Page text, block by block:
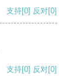
支持[0] 反对[0]
支持[0] 反对[0]